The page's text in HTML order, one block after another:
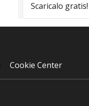
Scaricalo gratis!
Cookie Center